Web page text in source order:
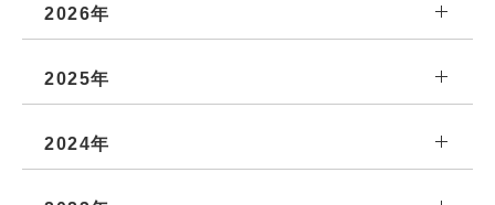
2026年
2025年
2024年